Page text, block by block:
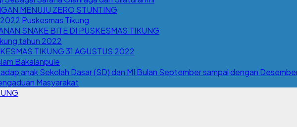
MENUJU ZERO STUNTING
Puskesmas Tikung
SNAKE BITE DI PUSKESMAS TIKUNG
tahun 2022
TIKUNG 31 AGUSTUS 2022
Bakalanpule
anak Sekolah Dasar (SD) dan MI Bulan September sampai dengan
Masyarakat